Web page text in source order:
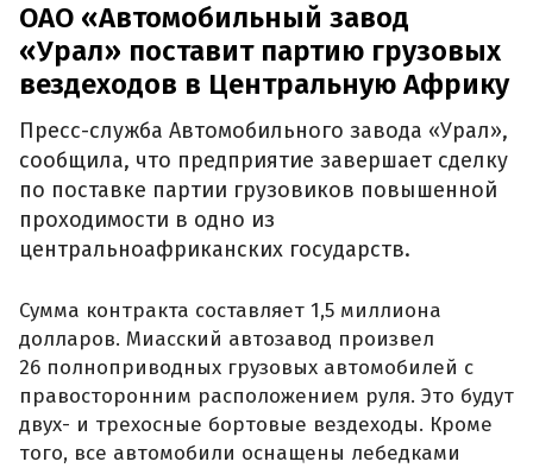
ОАО «Автомобильный завод
«Урал» поставит партию грузовых
вездеходов в Центральную Африку
Пресс-служба Автомобильного завода «Урал»,
сообщила, что предприятие завершает сделку
по поставке партии грузовиков повышенной
проходимости в одно из
центральноафриканских государств.
Сумма контракта составляет 1,5 миллиона
долларов. Миасский автозавод произвел
26 полноприводных грузовых автомобилей с
правосторонним расположением руля. Это будут
двух- и трехосные бортовые вездеходы. Кроме
того, все автомобили оснащены лебедками